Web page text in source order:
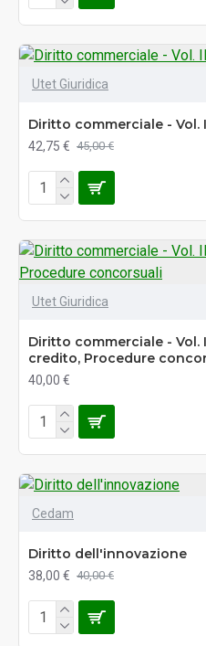
Utet Giuridica
Diritto commerciale - Vol.
42,75 € 45,00 €
Utet Giuridica
Diritto commerciale - Vol.
credito, Procedure
40,00 €
Cedam
Diritto dell'innovazione
38,00 € 40,00 €